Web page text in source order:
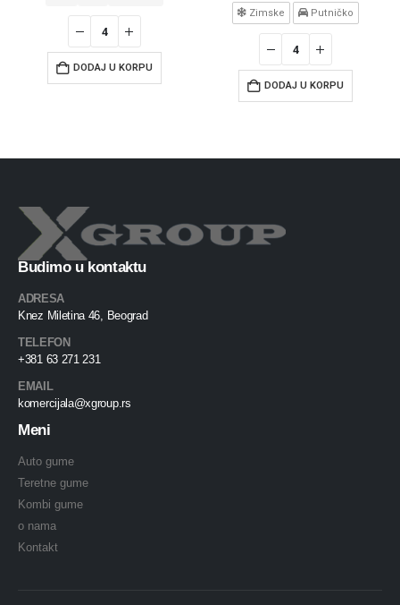
DODAJ U KORPU
Zimske Putničko
DODAJ U KORPU
Budimo u kontaktu
ADRESA
Knez Miletina 46, Beograd
TELEFON
+381 63 271 231
EMAIL
komercijala@xgroup.rs
Meni
Auto gume
Teretne gume
Kombi gume
o nama
Kontakt